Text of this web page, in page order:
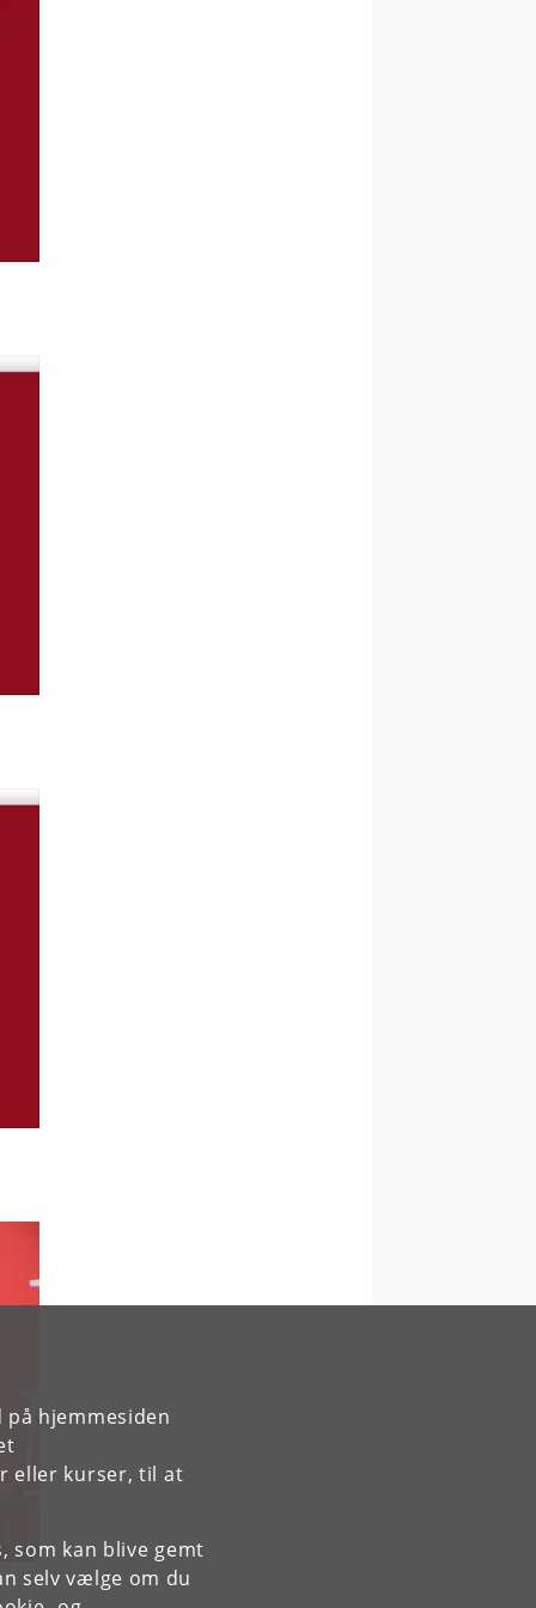
hjemmesiden
eller kurser, til at
som kan blive gemt
selv vælge om du